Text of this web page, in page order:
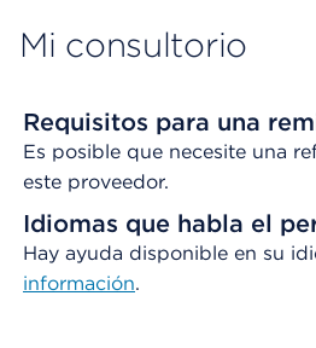
Mi consultorio
Requisitos para una
Es posible que necesite una
este proveedor.
Idiomas que habla el
Hay ayuda disponible en su
información.